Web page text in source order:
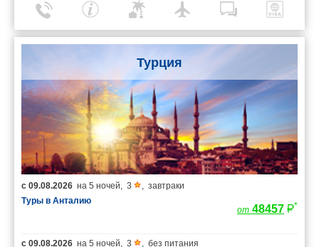
Турция
с 09.08.2026 на 5 ночей, 3 , завтраки
Туры в Анталию
от 48457 *
с 09.08.2026 на 5 ночей, 3 , без питания